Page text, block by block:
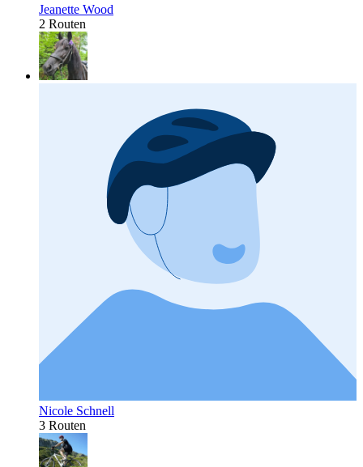
Jeanette Wood
2 Routen
Nicole Schnell
3 Routen